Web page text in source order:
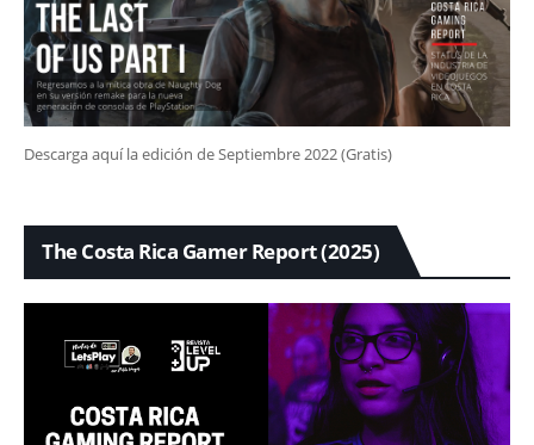
Descarga aquí la edición de Septiembre 2022 (Gratis)
The Costa Rica Gamer Report (2025)